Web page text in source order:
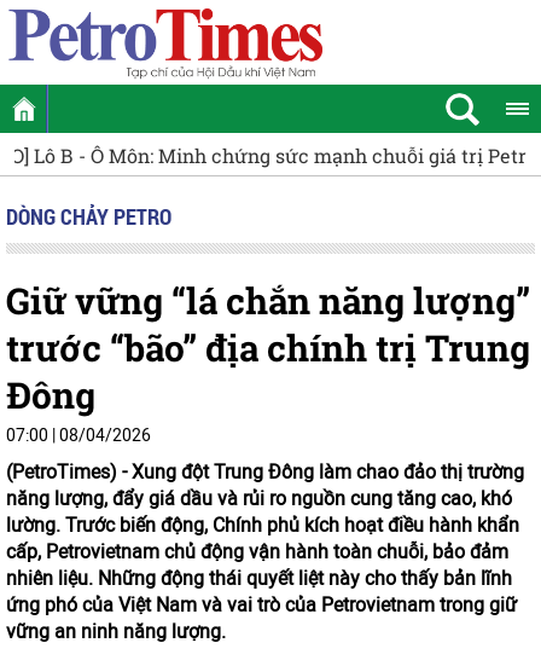
giá trị Petrovietnam Quy định tiêu chí phân loại doanh
DÒNG CHẢY PETRO
Giữ vững “lá chắn năng lượng”
trước “bão” địa chính trị Trung
Đông
07:00 | 08/04/2026
(PetroTimes) -Xung đột Trung Đông làm chao đảo thị trường
năng lượng, đẩy giá dầu và rủi ro nguồn cung tăng cao, khó
lường. Trước biến động, Chính phủ kích hoạt điều hành khẩn
cấp, Petrovietnam chủ động vận hành toàn chuỗi, bảo đảm
nhiên liệu. Những động thái quyết liệt này cho thấy bản lĩnh
ứng phó của Việt Nam và vai trò của Petrovietnam trong giữ
vững an ninh năng lượng.